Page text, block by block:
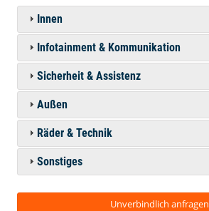
Innen
Infotainment & Kommunikation
Sicherheit & Assistenz
Außen
Räder & Technik
Sonstiges
Unverbindlich anfragen